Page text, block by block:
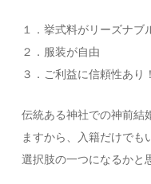
１．挙式料がリーズナブ
２．服装が自由
３．ご利益に信頼性あり！
伝統ある神社での神前結
ますから、入籍だけでも
選択肢の一つになるかと